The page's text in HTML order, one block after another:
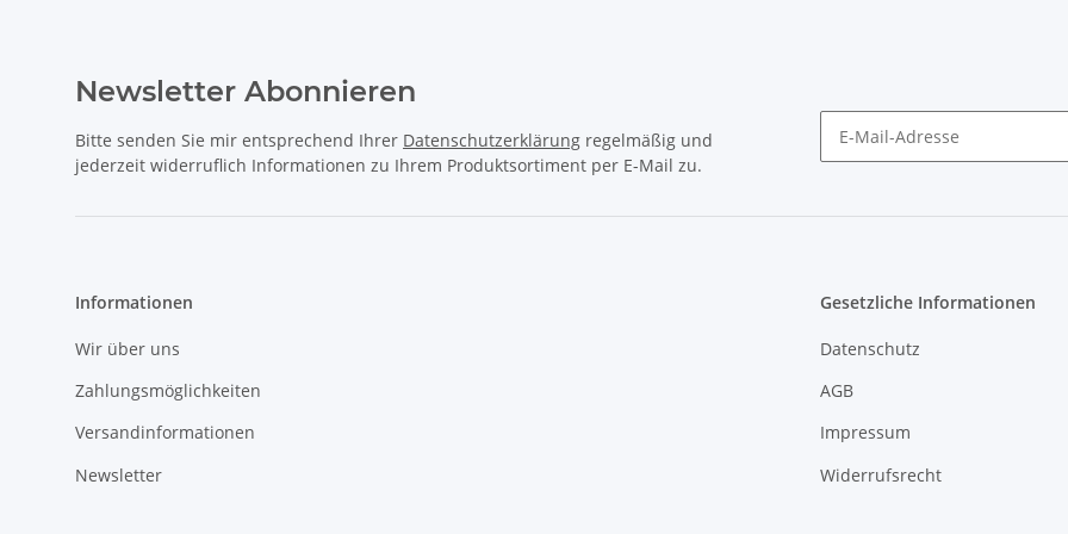
Newsletter Abonnieren
Bitte senden Sie mir entsprechend Ihrer Datenschutzerklärung regelmäßig und
jederzeit widerruflich Informationen zu Ihrem Produktsortiment per E-Mail zu.
Informationen
Wir über uns
Zahlungsmöglichkeiten
Versandinformationen
Newsletter
Gesetzliche Informationen
Datenschutz
AGB
Impressum
Widerrufsrecht